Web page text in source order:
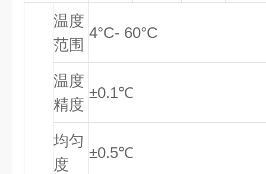
温度
范围
4°C- 60°C
温度
精度
±0.1℃
均匀
度
±0.5℃